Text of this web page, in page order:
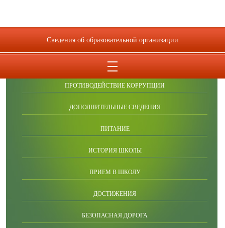
ОБРАЩЕНИЯ ГРАЖДАН
ПРОТИВОДЕЙСТВИЕ КОРРУПЦИИ
ДОПОЛНИТЕЛЬНЫЕ СВЕДЕНИЯ
ПИТАНИЕ
ИСТОРИЯ ШКОЛЫ
ПРИЕМ В ШКОЛУ
ДОСТИЖЕНИЯ
БЕЗОПАСНАЯ ДОРОГА
Сведения об образовательной организации